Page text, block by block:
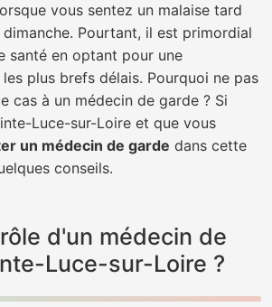
vous sentez un malaise tard
Pourtant, il est primordial
santé en optant pour une
plus brefs délais. Pourquoi ne pas
cas à un médecin de garde ? Si
Luce-sur-Loire et que vous
un médecin de garde dans cette
conseils.
d'un médecin de
Luce-sur-Loire ?